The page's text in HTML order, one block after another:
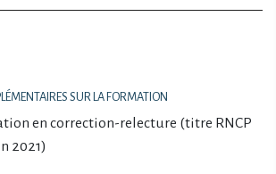
SUR LA FORMATION
en correction-relecture (titre RNCP
2021)